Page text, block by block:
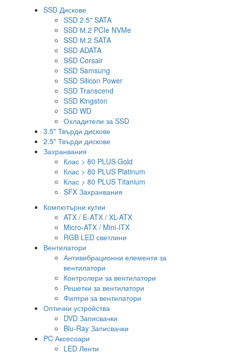
SSD Дискове
SSD 2.5" SATA
SSD М.2 PCIe NVMe
SSD М.2 SATA
SSD ADATA
SSD Corsair
SSD Samsung
SSD Silicon Power
SSD Transcend
SSD Kingston
SSD WD
Охладители за SSD
3.5" Твърди дискове
2.5" Твърди дискове
Захранвания
Клас > 80 PLUS Gold
Клас > 80 PLUS Platinum
Клас > 80 PLUS Titanium
SFX Захранвания
Компютърни кутии
ATX / E-ATX / XL-ATX
Micro-ATX / Mini-ITX
RGB LED светлини
Вентилатори
Антивибрационни елементи за
вентилатори
Контролери за вентилатори
Решетки за вентилатори
Филтри за вентилатори
Оптични устройства
DVD Записвачки
Blu-Ray Записвачки
PC Аксесоари
LED Ленти